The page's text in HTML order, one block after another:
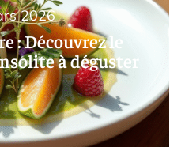
: Découvrez le
à déguster
2026